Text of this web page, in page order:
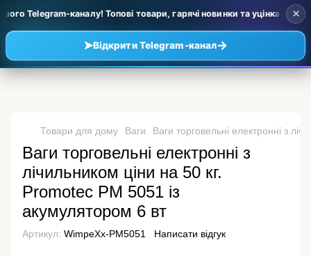
Telegram-каналу! Топові товари, гарячі новинки та уцінка за
➤Відкрити Telegram-канал→
×
Товари для дому Ваги Ваги торговельні електронні з
Ваги торговельні електронні з
лічильником ціни на 50 кг.
Promotec PM 5051 із
акумулятором 6 вт
Артикул: WimpeXx-PM5051 Написати відгук